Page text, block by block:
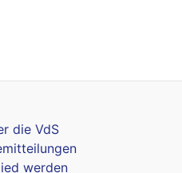
die VdS
werden